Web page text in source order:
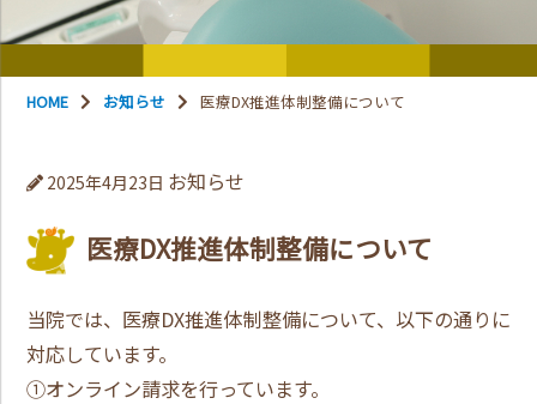
HOME お知らせ 医療DX推進体制整備について
2025年4月23日 お知らせ
医療DX推進体制整備について
当院では、医療DX推進体制整備について、以下の通りに
対応しています。
①オンライン請求を行っています。